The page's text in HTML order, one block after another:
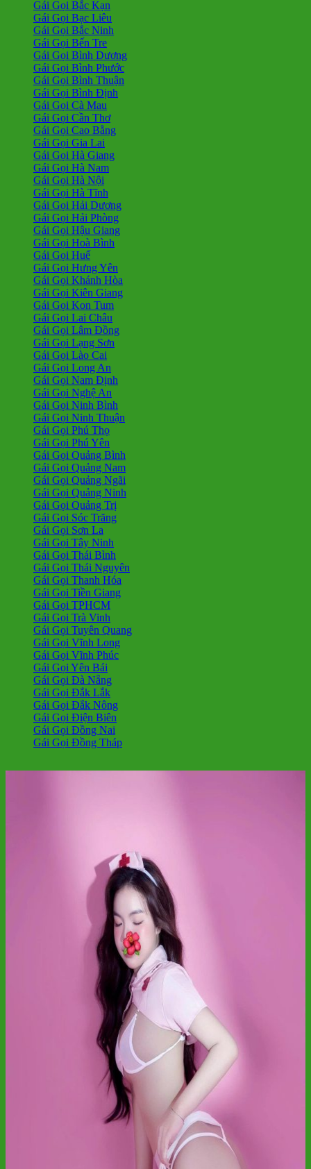
Gái Gọi Bắc Kạn
Gái Gọi Bạc Liêu
Gái Gọi Bắc Ninh
Gái Gọi Bến Tre
Gái Gọi Bình Dương
Gái Gọi Bình Phước
Gái Gọi Bình Thuận
Gái Gọi Bình Định
Gái Gọi Cà Mau
Gái Gọi Cần Thơ
Gái Gọi Cao Bằng
Gái Gọi Gia Lai
Gái Gọi Hà Giang
Gái Gọi Hà Nam
Gái Gọi Hà Nội
Gái Gọi Hà Tĩnh
Gái Gọi Hải Dương
Gái Gọi Hải Phòng
Gái Gọi Hậu Giang
Gái Gọi Hoà Bình
Gái Gọi Huế
Gái Gọi Hưng Yên
Gái Gọi Khánh Hòa
Gái Gọi Kiên Giang
Gái Gọi Kon Tum
Gái Gọi Lai Châu
Gái Gọi Lâm Đồng
Gái Gọi Lạng Sơn
Gái Gọi Lào Cai
Gái Gọi Long An
Gái Gọi Nam Định
Gái Gọi Nghệ An
Gái Gọi Ninh Bình
Gái Gọi Ninh Thuận
Gái Gọi Phú Thọ
Gái Gọi Phú Yên
Gái Gọi Quảng Bình
Gái Gọi Quảng Nam
Gái Gọi Quảng Ngãi
Gái Gọi Quảng Ninh
Gái Gọi Quảng Trị
Gái Gọi Sóc Trăng
Gái Gọi Sơn La
Gái Gọi Tây Ninh
Gái Gọi Thái Bình
Gái Gọi Thái Nguyên
Gái Gọi Thanh Hóa
Gái Gọi Tiền Giang
Gái Gọi TPHCM
Gái Gọi Trà Vinh
Gái Gọi Tuyên Quang
Gái Gọi Vĩnh Long
Gái Gọi Vĩnh Phúc
Gái Gọi Yên Bái
Gái Gọi Đà Nẵng
Gái Gọi Đắk Lắk
Gái Gọi Đắk Nông
Gái Gọi Điện Biên
Gái Gọi Đồng Nai
Gái Gọi Đồng Tháp